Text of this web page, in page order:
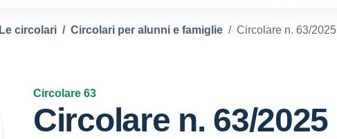
Le circolari Circolari per alunni e famiglie Circolare n. 63/2025
Circolare 63
Circolare n. 63/2025